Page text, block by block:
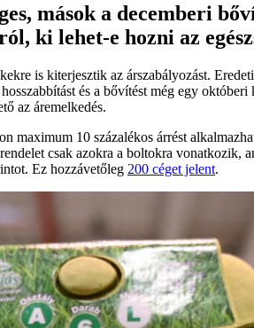
mások a decemberi
ki lehet-e hozni az
is kiterjesztik az árszabályozást.
és a bővítést még egy
az áremelkedés.
10 százalékos árrést
csak azokra a boltokra vonatkozik,
Ez hozzávetőleg 200 céget jelent.